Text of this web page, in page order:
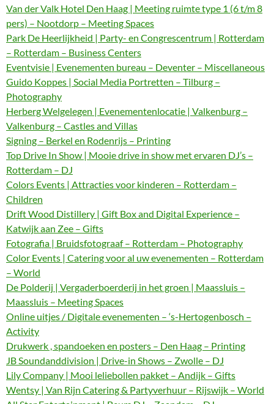
Van der Valk Hotel Den Haag | Meeting ruimte type 1 (6 t/m 8
pers) – Nootdorp – Meeting Spaces
Park De Heerlijkheid | Party- en Congrescentrum | Rotterdam
– Rotterdam – Business Centers
Eventvisie | Evenementen bureau – Deventer – Miscellaneous
Guido Koppes | Social Media Portretten – Tilburg –
Photography
Herberg Welgelegen | Evenementenlocatie | Valkenburg –
Valkenburg – Castles and Villas
Signing – Berkel en Rodenrijs – Printing
Top Drive In Show | Mooie drive in show met ervaren DJ’s –
Rotterdam – DJ
Colors Events | Attracties voor kinderen – Rotterdam –
Children
Drift Wood Distillery | Gift Box and Digital Experience –
Katwijk aan Zee – Gifts
Fotografia | Bruidsfotograaf – Rotterdam – Photography
Color Events | Catering voor al uw evenementen – Rotterdam
– World
De Polderij | Vergaderboerderij in het groen | Maassluis –
Maassluis – Meeting Spaces
Online uitjes / Digitale evenementen – ‘s-Hertogenbosch –
Activity
Drukwerk , spandoeken en posters – Den Haag – Printing
JB Soundanddivision | Drive-in Shows – Zwolle – DJ
Lily Company | Mooi leliebollen pakket – Andijk – Gifts
Wentsy | Van Rijn Catering & Partyverhuur – Rijswijk – World